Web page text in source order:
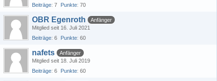
Beiträge 7 Punkte 70
OBR Egenroth
Anfänger
Mitglied seit 16. Juli 2021
Beiträge 6 Punkte 60
nafets
Anfänger
Mitglied seit 18. Juli 2019
Beiträge 6 Punkte 60